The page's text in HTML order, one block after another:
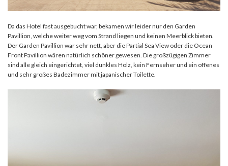
Da das Hotel fast ausgebucht war, bekamen wir leider nur den Garden
Pavillion, welche weiter weg vom Strand liegen und keinen Meerblick bieten.
Der Garden Pavillion war sehr nett, aber die Partial Sea View oder die Ocean
Front Pavillion wären natürlich schöner gewesen. Die großzügigen Zimmer
sind alle gleich eingerichtet, viel dunkles Holz, kein Fernseher und ein offenes
und sehr großes Badezimmer mit japanischer Toilette.